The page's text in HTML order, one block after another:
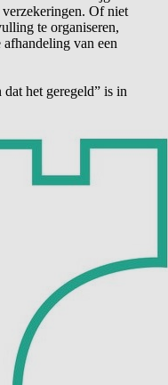
verzekeringen. Of niet
te organiseren,
van een
het geregeld” is in